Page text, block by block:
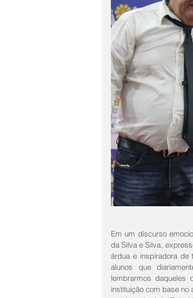
Em um discurso
da Silva e Silva,
árdua e inspiradora de
alunos que
lembrarmos daqueles
instituição com base no